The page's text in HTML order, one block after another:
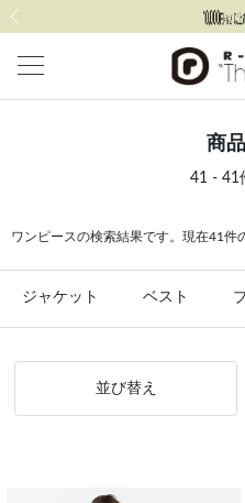
商
41 - 41
ワンピースの検索結果です。現在41件
ジャケット ベスト
並び替え